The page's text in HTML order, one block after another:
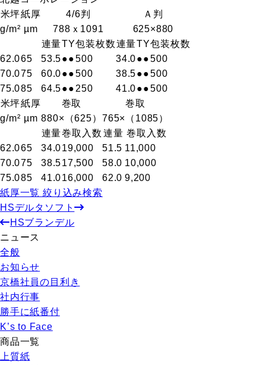
米坪
g/m²
紙厚
µm
4/6判
788ｘ1091
Ａ判
625×880
連量TY包装枚数連量TY包装枚数
62.065 53.5●●500 34.0●●500
70.075 60.0●●500 38.5●●500
75.085 64.5●● 250 41.0●●500
米坪
g/m²
紙厚
µm
巻取
880×（625）
巻取
765×（1085）
連量巻取入数 連量 巻取入数
62.065 34.019,000 51.5 11,000
70.075 38.517,500 58.0 10,000
75.085 41.016,000 62.0 9,200
紙厚一覧 絞り込み検索
HSデルタソフト
HSブランデル
ニュース
全般
お知らせ
京橋社員の目利き
社内行事
勝手に紙番付
K’s to Face
商品一覧
上質紙